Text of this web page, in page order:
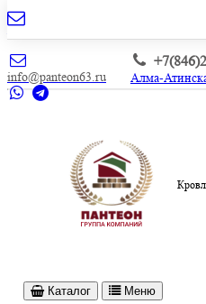
info@panteon63.ru
Алма-
Каталог Меню